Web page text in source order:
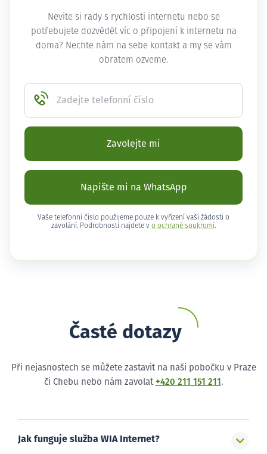
Nevíte si rady s rychlostí internetu nebo se
potřebujete dozvědět víc o připojení k internetu na
doma? Nechte nám na sebe kontakt a my se vám
obratem ozveme.
Zadejte telefonní číslo
Zavolejte mi
Napište mi na WhatsApp
Vaše telefonní číslo použijeme pouze k vyřízení vaší žádosti o
zavolání. Podrobnosti najdete v o ochraně soukromí .
Časté dotazy
Při nejasnostech se můžete zastavit na naši pobočku v Praze
či Chebu nebo nám zavolat +420 211 151 211 .
Jak funguje služba WIA Internet?